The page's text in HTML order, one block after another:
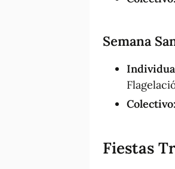
Semana
Colectivo:
Fiestas